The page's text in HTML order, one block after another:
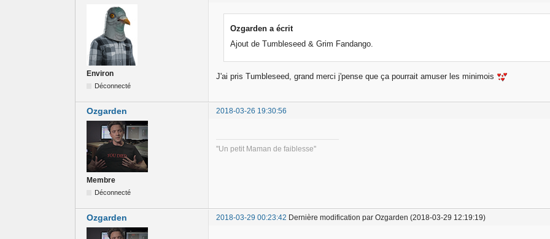
Environ
Déconnecté
Ozgarden a écrit
Ajout de Tumbleseed & Grim Fandango.
J'ai pris Tumbleseed, grand merci j'pense que ça pourrait amuser les minimois
Ozgarden 2018-03-26 19:30:56
Membre
Déconnecté
''Un petit Maman de faiblesse''
Ozgarden 2018-03-29 00:23:42 Dernière modification par Ozgarden (2018-03-29 12:19:19)